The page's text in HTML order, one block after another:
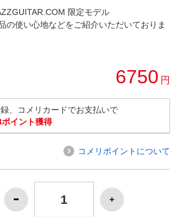
限定モデル
の使い心地などをご紹介いただいておりま
6750 円
、コメリカードでお支払いで
ポイント獲得
コメリポイントについて